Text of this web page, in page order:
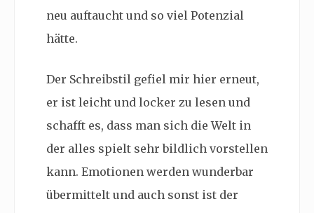
neu auftaucht und so viel Potenzial
hätte.
Der Schreibstil gefiel mir hier erneut,
er ist leicht und locker zu lesen und
schafft es, dass man sich die Welt in
der alles spielt sehr bildlich vorstellen
kann. Emotionen werden wunderbar
übermittelt und auch sonst ist der